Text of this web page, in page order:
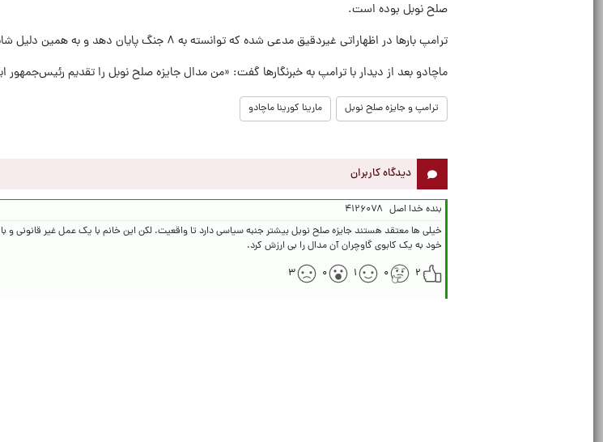
صلح نوبل بوده است.
ترامپ بارها در اظهاراتی غیردقیق مدعی شده که توانسته به ۸ جنگ پایان دهد و به همین دلیل شایسته دریافت این جایزه بوده است.
ماچادو بعد از دیدار با ترامپ به خبرنگارها گفت: «من مدال جایزه صلح نوبل را تقدیم رئیس‌جمهور
ترامپ و جایزه صلح نوبل مارینا کورینا ماچادو
دیدگاه کاربران
بنده خدا اصل ۴۱۲۶۰۷۸
خود به یک کابوی گاوچران آن مدال را بی ارزش کرد.
۲
۰ ۱ ۰ ۳